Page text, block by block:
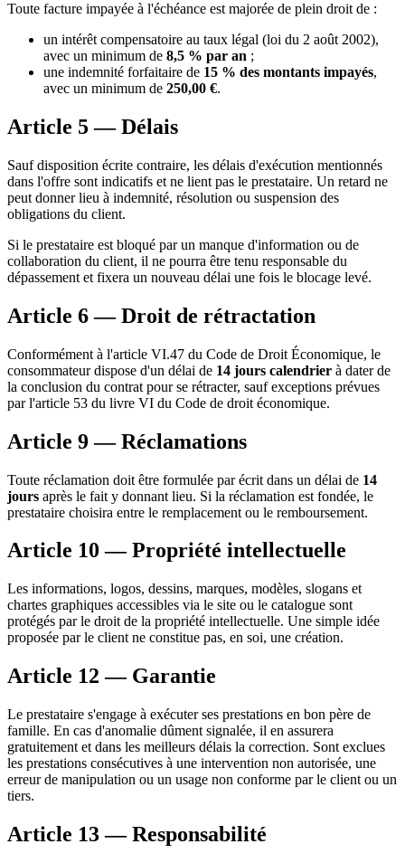
Toute facture impayée à l'échéance est majorée de plein droit de :
un intérêt compensatoire au taux légal (loi du 2 août 2002),
avec un minimum de 8,5 % par an ;
une indemnité forfaitaire de 15 % des montants impayés,
avec un minimum de 250,00 €.
Article 5 — Délais
Sauf disposition écrite contraire, les délais d'exécution mentionnés
dans l'offre sont indicatifs et ne lient pas le prestataire. Un retard ne
peut donner lieu à indemnité, résolution ou suspension des
obligations du client.
Si le prestataire est bloqué par un manque d'information ou de
collaboration du client, il ne pourra être tenu responsable du
dépassement et fixera un nouveau délai une fois le blocage levé.
Article 6 — Droit de rétractation
Conformément à l'article VI.47 du Code de Droit Économique, le
consommateur dispose d'un délai de 14 jours calendrier à dater de
la conclusion du contrat pour se rétracter, sauf exceptions prévues
par l'article 53 du livre VI du Code de droit économique.
Article 9 — Réclamations
Toute réclamation doit être formulée par écrit dans un délai de 14
jours après le fait y donnant lieu. Si la réclamation est fondée, le
prestataire choisira entre le remplacement ou le remboursement.
Article 10 — Propriété intellectuelle
Les informations, logos, dessins, marques, modèles, slogans et
chartes graphiques accessibles via le site ou le catalogue sont
protégés par le droit de la propriété intellectuelle. Une simple idée
proposée par le client ne constitue pas, en soi, une création.
Article 12 — Garantie
Le prestataire s'engage à exécuter ses prestations en bon père de
famille. En cas d'anomalie dûment signalée, il en assurera
gratuitement et dans les meilleurs délais la correction. Sont exclues
les prestations consécutives à une intervention non autorisée, une
erreur de manipulation ou un usage non conforme par le client ou un
tiers.
Article 13 — Responsabilité